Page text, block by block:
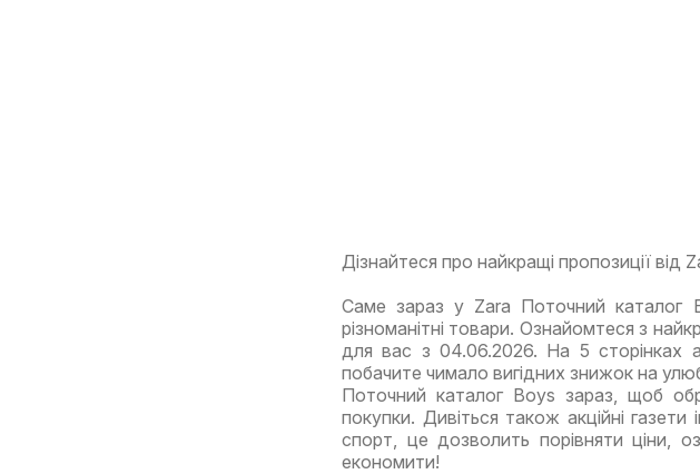
Дізнайтеся про найкращі пропозиції від
Саме зараз у Zara Поточний каталог
різноманітні товари. Ознайомтеся з
для вас з 04.06.2026. На 5 сторінках
побачите чимало вигідних знижок на
Поточний каталог Boys зараз, щоб
покупки. Дивіться також акційні газети
спорт, це дозволить порівняти ціни,
економити!